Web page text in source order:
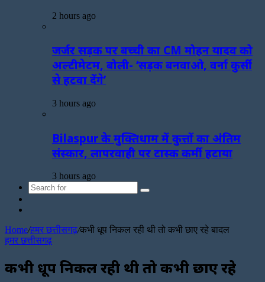
2 hours ago
जर्जर सड़क पर बच्ची का CM मोहन यादव को
अल्टीमेटम, बोली- ‘सड़क बनवाओ, वर्ना कुर्सी
से हटवा देंगे’
3 hours ago
Bilaspur के मुक्तिधाम में कुत्तों का अंतिम
संस्कार, लापरवाही पर टास्क कर्मी हटाया
3 hours ago
Search
Home/हमर छत्तीसगढ़/कभी धूप निकल रही थी तो कभी छाए रहे बादल
हमर छत्तीसगढ़
कभी धूप निकल रही थी तो कभी छाए रहे